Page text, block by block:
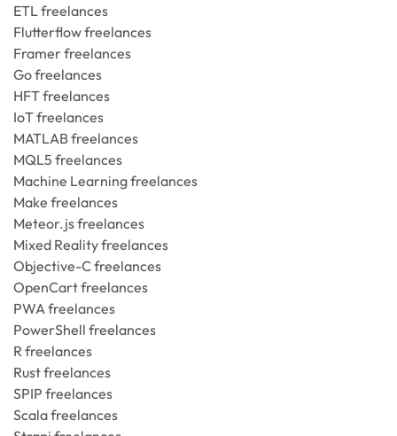
ETL freelances
Flutterflow freelances
Framer freelances
Go freelances
HFT freelances
IoT freelances
MATLAB freelances
MQL5 freelances
Machine Learning freelances
Make freelances
Meteor.js freelances
Mixed Reality freelances
Objective-C freelances
OpenCart freelances
PWA freelances
PowerShell freelances
R freelances
Rust freelances
SPIP freelances
Scala freelances